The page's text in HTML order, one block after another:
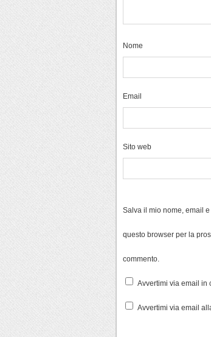
Nome
Email
Sito web
Salva il mio nome, email
questo browser per la
commento.
Avvertimi via email in
Avvertimi via email